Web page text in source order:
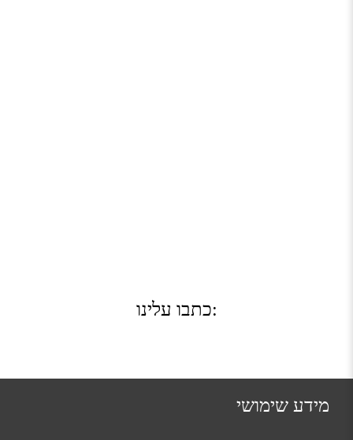
כתבו עלינו:
מידע שימושי